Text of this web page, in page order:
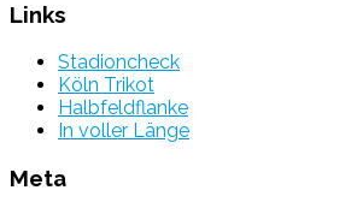
Links
Stadioncheck
Köln Trikot
Halbfeldflanke
In voller Länge
Meta